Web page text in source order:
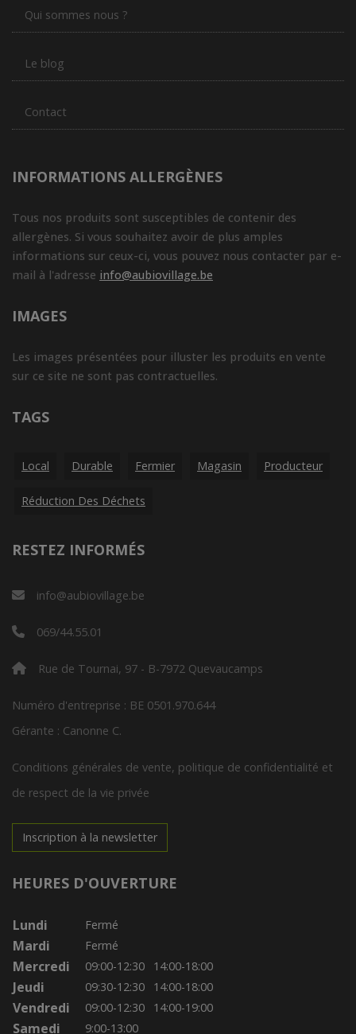
Qui sommes nous ?
Le blog
Contact
INFORMATIONS ALLERGÈNES
Tous nos produits sont susceptibles de contenir des
allergènes. Si vous souhaitez avoir de plus amples
informations sur ceux-ci, vous pouvez nous contacter par e-
mail à l'adresse info@aubiovillage.be
IMAGES
Les images présentées pour illuster les produits en vente
sur ce site ne sont pas contractuelles.
TAGS
Local Durable Fermier Magasin Producteur
Réduction Des Déchets
RESTEZ INFORMÉS
info@aubiovillage.be
069/44.55.01
Rue de Tournai, 97 - B-7972 Quevaucamps
Numéro d'entreprise : BE 0501.970.644
Gérante : Canonne C.
Conditions générales de vente, politique de confidentialité et
de respect de la vie privée
Inscription à la newsletter
HEURES D'OUVERTURE
Lundi Fermé
Mardi Fermé
Mercredi 09:00-12:30 14:00-18:00
Jeudi 09:30-12:30 14:00-18:00
Vendredi 09:00-12:30 14:00-19:00
Samedi 9:00-13:00